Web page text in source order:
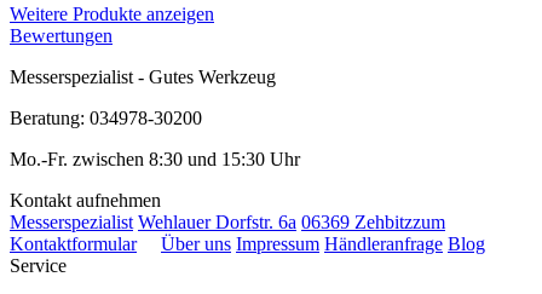
Weitere Produkte anzeigen
Bewertungen
Messerspezialist - Gutes Werkzeug
Beratung: 034978-30200
Mo.-Fr. zwischen 8:30 und 15:30 Uhr
Kontakt aufnehmen
Messerspezialist Wehlauer Dorfstr. 6a 06369 Zehbitzzum
Kontaktformular
Über uns Impressum Händleranfrage Blog
Service